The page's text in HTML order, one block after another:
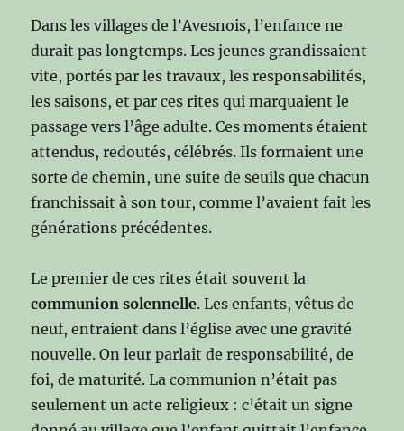
Dans les villages de l’Avesnois, l’enfance ne
durait pas longtemps. Les jeunes grandissaient
vite, portés par les travaux, les responsabilités,
les saisons, et par ces rites qui marquaient le
passage vers l’âge adulte. Ces moments étaient
attendus, redoutés, célébrés. Ils formaient une
sorte de chemin, une suite de seuils que chacun
franchissait à son tour, comme l’avaient fait les
générations précédentes.
Le premier de ces rites était souvent la
communion solennelle. Les enfants, vêtus de
neuf, entraient dans l’église avec une gravité
nouvelle. On leur parlait de responsabilité, de
foi, de maturité. La communion n’était pas
seulement un acte religieux : c’était un signe